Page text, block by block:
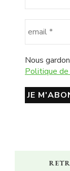
Nous
Politique